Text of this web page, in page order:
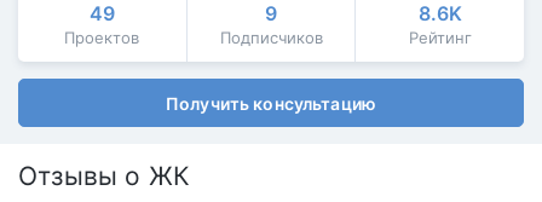
49
Проектов
9
Подписчиков
8.6K
Рейтинг
Получить консультацию
Отзывы о ЖК